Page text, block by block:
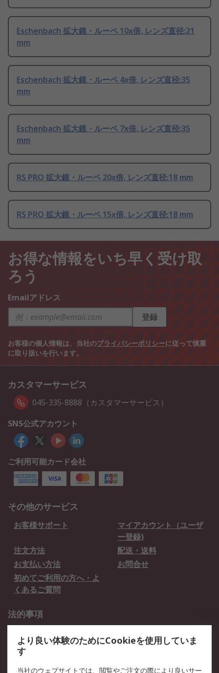
Eschenbach 拡大鏡・ルーペ 10x倍, レンズ直径:21
mm
Eschenbach 拡大鏡・ルーペ 4x倍, レンズ直径:35
mm
Eschenbach 拡大鏡・ルーペ 7x倍, レンズ直径:35
mm
RS PRO 拡大鏡・ルーペ 20x倍, レンズ直径:18 mm
RS PRO 拡大鏡・ルーペ 15x倍, レンズ直径:18 mm
お得な情報をいち早く受け取
ろう
Emailアドレス
登録
お客様の個人情報は、当社のプライバシーポリシーに従って慎重
に取り扱いを行います。
カスタマーサービス
045-335-8888（カスタマーサービス）
SNS公式アカウント
ご利用可能カード会社
その他のサービス
お客様サポート
マイアカウント（ユーザ
ー登録)
注文方法
配送・送料
お支払い方法
お問合せ
初めてご利用の方へ・よ
くあるご質問
法的事項
クッキーポリシー
より良い体験のためにCookieを使用していま
す
当社のウェブサイトでは、閲覧やご注文の際により良いサー